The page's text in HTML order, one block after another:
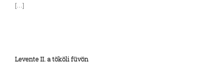
[...]
Levente II. a tököli füvön